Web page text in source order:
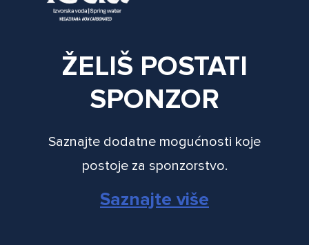
ŽELIŠ POSTATI
SPONZOR
Saznajte dodatne mogućnosti koje
postoje za sponzorstvo.
Saznajte više